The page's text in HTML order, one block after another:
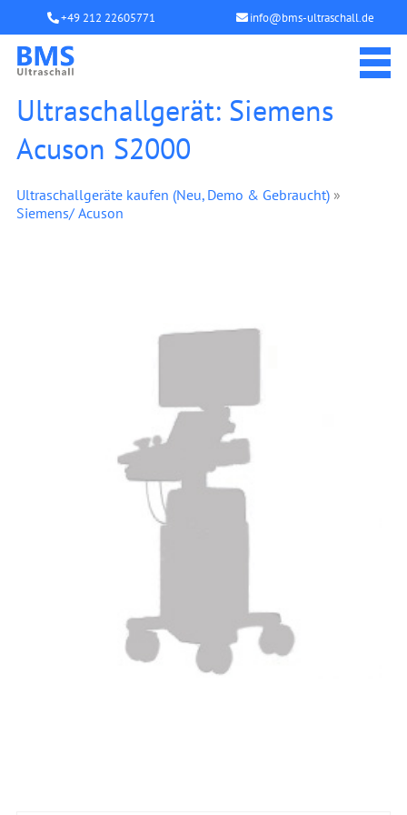
+49 212 22605771 info@bms-ultraschall.de
Ultraschallgerät: Siemens
Acuson S2000
Ultraschallgeräte kaufen (Neu, Demo & Gebraucht)»
Siemens/ Acuson